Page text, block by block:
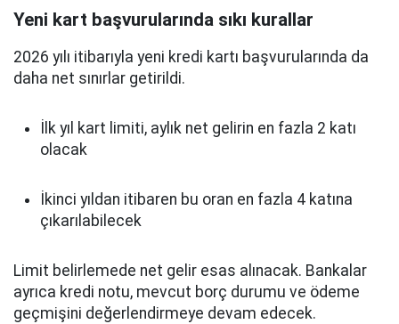
Yeni kart başvurularında sıkı kurallar
2026 yılı itibarıyla yeni kredi kartı başvurularında da
daha net sınırlar getirildi.
İlk yıl kart limiti, aylık net gelirin en fazla 2 katı
olacak
İkinci yıldan itibaren bu oran en fazla 4 katına
çıkarılabilecek
Limit belirlemede net gelir esas alınacak. Bankalar
ayrıca kredi notu, mevcut borç durumu ve ödeme
geçmişini değerlendirmeye devam edecek.